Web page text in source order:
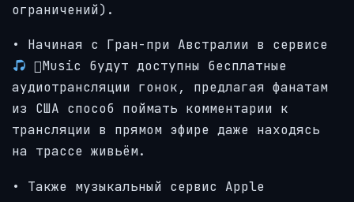
ограничений).
• Начиная с Гран-при Австралии в сервисе
Music будут доступны бесплатные
аудиотрансляции гонок, предлагая фанатам
из США способ поймать комментарии к
трансляции в прямом эфире даже находясь
на трассе живьём.
• Также музыкальный сервис Apple